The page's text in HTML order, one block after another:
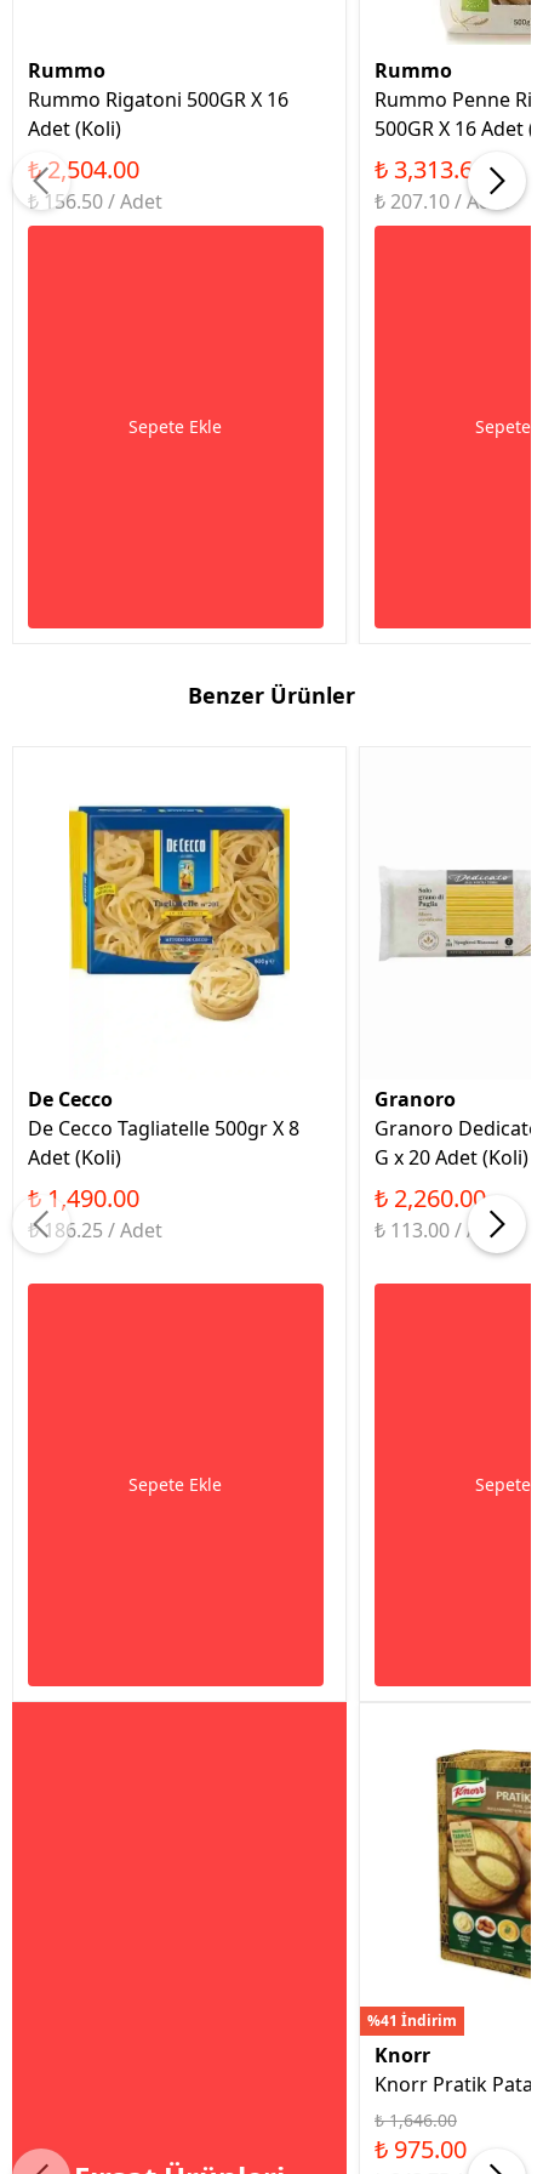
Rummo
Rummo Rigatoni 500GR X 16
Adet (Koli)
₺ 2,504.00
₺ 156.50 / Adet
Sepete Ekle
Rummo
Rummo Penne
500GR X 16 Adet
₺ 3,313.65
₺ 207.10 / Adet
Sepete
Benzer Ürünler
De Cecco
De Cecco Tagliatelle 500gr X 8
Adet (Koli)
₺ 1,490.00
₺ 186.25 / Adet
Sepete Ekle
Granoro
Granoro
G x 20 Adet (Koli)
₺ 2,260.00
₺ 113.00 / Adet
Sepete
%41 İndirim
Knorr
Knorr Pratik
₺ 1,646.00
₺ 975.00